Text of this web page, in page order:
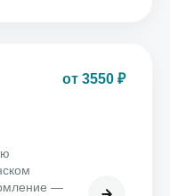
от 3550 ₽
—